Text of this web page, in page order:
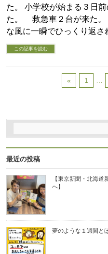
た。 小学校が始まる３日
た。 救急車２台が来た。
な風に一瞬でひっくり返
この記事を読む
« 1
最近の投稿
【東京新聞・北海
へ】
夢のような１週間と